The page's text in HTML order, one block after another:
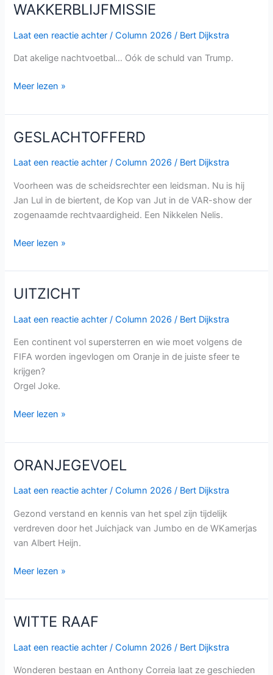
WAKKERBLIJFMISSIE
Laat een reactie achter /Column 2026 / Bert Dijkstra
Dat akelige nachtvoetbal… Oók de schuld van Trump.
WAKKERBLIJFMISSIE
Meer lezen »
GESLACHTOFFERD
Laat een reactie achter /Column 2026 / Bert Dijkstra
Voorheen was de scheidsrechter een leidsman. Nu is hij
Jan Lul in de biertent, de Kop van Jut in de VAR-show der
zogenaamde rechtvaardigheid. Een Nikkelen Nelis.
GESLACHTOFFERD
Meer lezen »
UITZICHT
Laat een reactie achter /Column 2026 / Bert Dijkstra
Een continent vol supersterren en wie moet volgens de
FIFA worden ingevlogen om Oranje in de juiste sfeer te
krijgen?
Orgel Joke.
UITZICHT
Meer lezen »
ORANJEGEVOEL
Laat een reactie achter /Column 2026 / Bert Dijkstra
Gezond verstand en kennis van het spel zijn tijdelijk
verdreven door het Juichjack van Jumbo en de WKamerjas
van Albert Heijn.
ORANJEGEVOEL
Meer lezen »
WITTE RAAF
Laat een reactie achter /Column 2026 / Bert Dijkstra
Wonderen bestaan en Anthony Correia laat ze geschieden
WITTE